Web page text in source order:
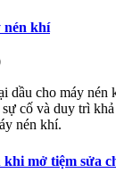
nén khí
dầu cho máy nén
cố và duy trì
nén khí.
mở tiệm sửa